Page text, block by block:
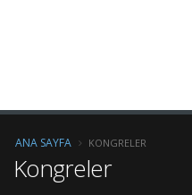
ANA SAYFA KONGRELER
Kongreler